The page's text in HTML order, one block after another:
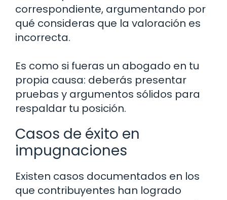
correspondiente, argumentando por
qué consideras que la valoración es
incorrecta.
Es como si fueras un abogado en tu
propia causa: deberás presentar
pruebas y argumentos sólidos para
respaldar tu posición.
Casos de éxito en
impugnaciones
Existen casos documentados en los
que contribuyentes han logrado